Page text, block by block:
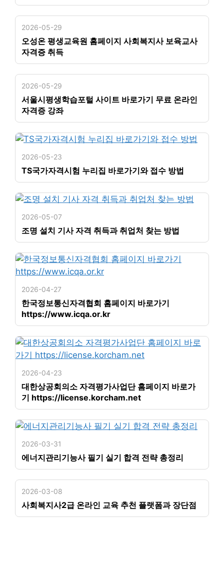
2026-05-29
오성온 평생교육원 홈페이지 사회복지사 보육교사
자격증 취득
2026-05-29
서울시평생학습포털 사이트 바로가기 무료 온라인
자격증 강좌
2026-05-23
TS국가자격시험 누리집 바로가기와 접수 방법
2026-05-07
조명 설치 기사 자격 취득과 취업처 찾는 방법
2026-04-27
한국정보통신자격협회 홈페이지 바로가기
https://www.icqa.or.kr
2026-04-23
대한상공회의소 자격평가사업단 홈페이지 바로가
기 https://license.korcham.net
2026-03-31
에너지관리기능사 필기 실기 합격 전략 총정리
2026-03-08
사회복지사2급 온라인 교육 추천 플랫폼과 장단점